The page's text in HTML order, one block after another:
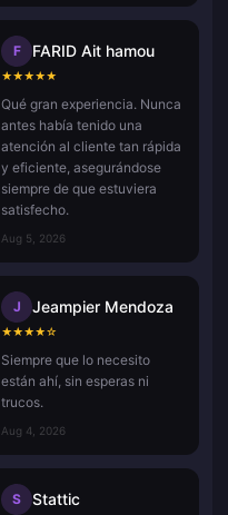
F FARID Ait hamou
★★★★★
Qué gran experiencia. Nunca
antes había tenido una
atención al cliente tan rápida
y eficiente, asegurándose
siempre de que estuviera
satisfecho.
Aug 5, 2026
J Jeampier Mendoza
★★★★☆
Siempre que lo necesito
están ahí, sin esperas ni
trucos.
Aug 4, 2026
S Stattic